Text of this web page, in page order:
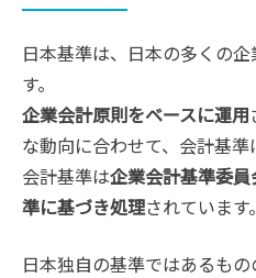
日本基準は、日本の多くの
す。
企業会計原則をベースに運用
な動向に合わせて、会計基準
会計基準は企業会計基準委
準に基づき処理されています。
日本独自の基準ではあるも